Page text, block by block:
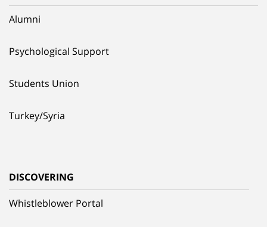
Alumni
Psychological Support
Students Union
Turkey/Syria
DISCOVERING
Whistleblower Portal